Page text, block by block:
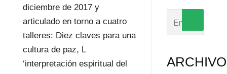
diciembre de 2017 y
articulado en torno a cuatro
talleres: Diez claves para una
cultura de paz, L
‘interpretación espiritual del